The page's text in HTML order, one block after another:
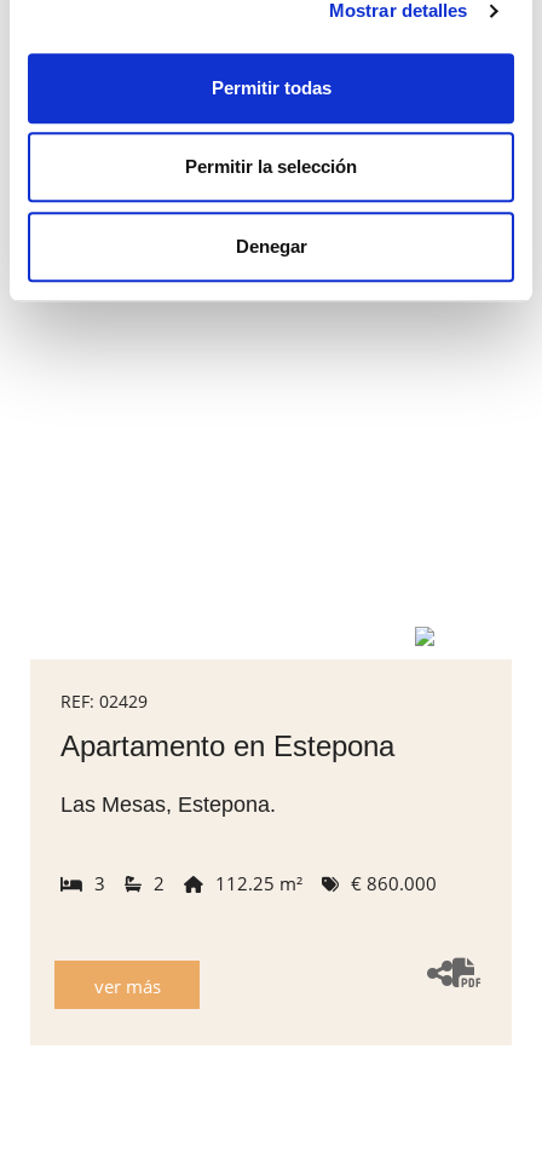
Mostrar detalles
Permitir todas
Permitir la selección
Denegar
91.5 m² € 483.000
REF: 02429
Apartamento en Estepona
Las Mesas, Estepona.
3 2 112.25 m² € 860.000
ver más